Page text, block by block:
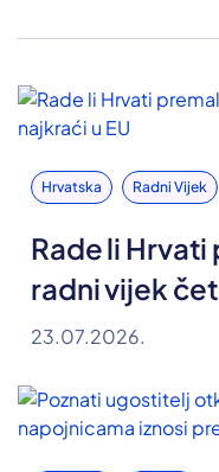
Hrvatska Radni Vijek
Rade li
radni vijek
23.07.2026.